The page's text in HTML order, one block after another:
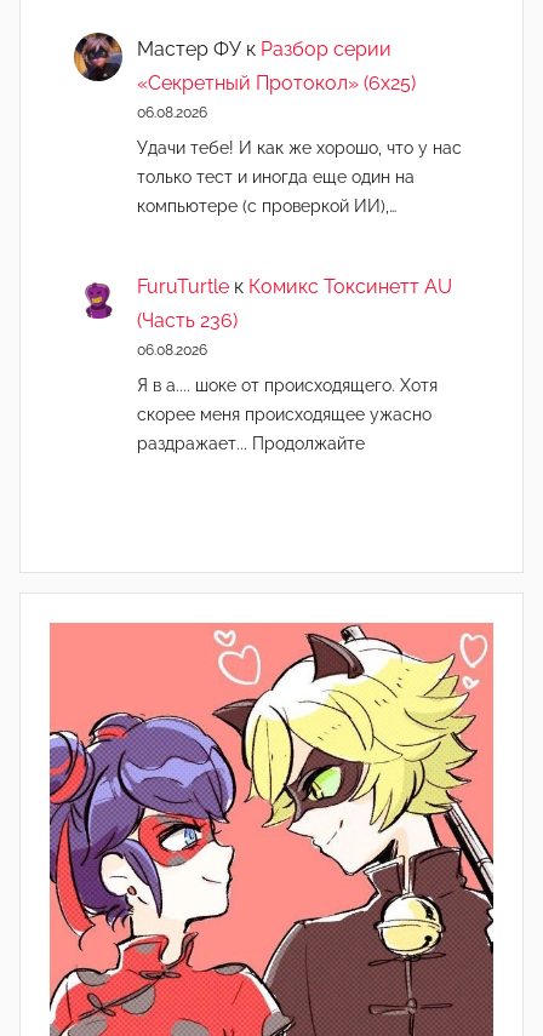
Мастер ФУ к Разбор серии
«Секретный Протокол» (6х25)
06.08.2026
Удачи тебе! И как же хорошо, что у нас
только тест и иногда еще один на
компьютере (с проверкой ИИ),…
FuruTurtle к Комикс Токсинетт AU
(Часть 236)
06.08.2026
Я в а.... шоке от происходящего. Хотя
скорее меня происходящее ужасно
раздражает... Продолжайте